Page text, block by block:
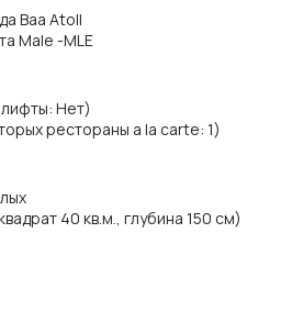
Baa Atoll
Male -MLE
лифты: Нет)
рестораны a la carte: 1)
40 кв.м., глубина 150 см)